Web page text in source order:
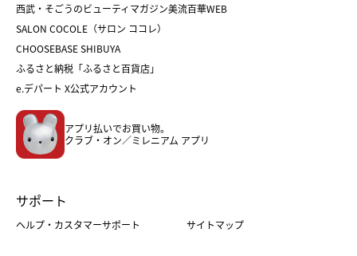
ホワイトデー
バレンタイン
ホワイトデー
おせち
フード
ホーム・キッチン＆アート
西武・そごうのビューティマガジン美流百華WEB
SALON COCOLE（サロン ココレ）
CHOOSEBASE SHIBUYA
ふるさと納税「ふるさと百貨店」
e.デパート X公式アカウント
アプリ払いでお買い物。
クラブ・オン／ミレニアム アプリ
サポート
ヘルプ・カスタマーサポート サイトマップ